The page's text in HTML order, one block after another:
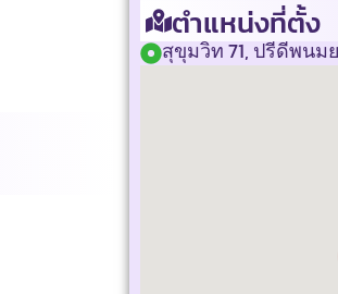
ตำแหน่งที่ตั้ง
สุขุมวิท 71, ปรีดีพน